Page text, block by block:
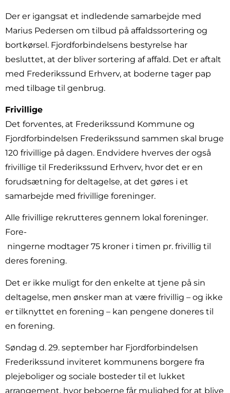
Der er igangsat et indledende samarbejde med
Marius Pedersen om tilbud på affaldssortering og
bortkørsel. Fjordforbindelsens bestyrelse har
besluttet, at der bliver sortering af affald. Det er aftalt
med Frederikssund Erhverv, at boderne tager pap
med tilbage til genbrug.
Frivillige
Det forventes, at Frederikssund Kommune og
Fjordforbindelsen Frederikssund sammen skal bruge
120 frivillige på dagen. Endvidere hverves der også
frivillige til Frederikssund Erhverv, hvor det er en
forudsætning for deltagelse, at det gøres i et
samarbejde med frivillige foreninger.
Alle frivillige rekrutteres gennem lokal foreninger.
Fore-
ningerne modtager 75 kroner i timen pr. frivillig til
deres forening.
Det er ikke muligt for den enkelte at tjene på sin
deltagelse, men ønsker man at være frivillig – og ikke
er tilknyttet en forening – kan pengene doneres til
en forening.
Søndag d. 29. september har Fjordforbindelsen
Frederikssund inviteret kommunens borgere fra
plejeboliger og sociale bosteder til et lukket
arrangement, hvor beboerne får mulighed for at blive